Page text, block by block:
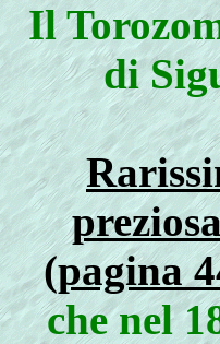
Il
di
(pagina
che nel